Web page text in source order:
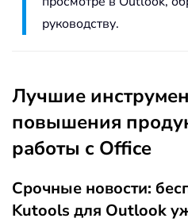
руководству.
Лучшие
повышения
работы с Office
Срочные новости:
Kutools для Outlook